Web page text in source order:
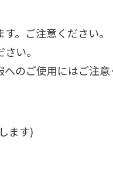
。ご注意ください。
い。
のご使用にはご注
ます)